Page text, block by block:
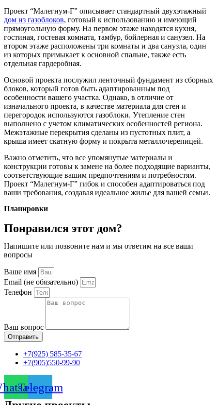
Проект “Малегнум-Г” описывает стандартный двухэтажный
дом из газоблоков, готовый к использованию и имеющий
прямоугольную форму. На первом этаже находятся кухня,
гостиная, гостевая комната, тамбур, бойлерная и санузел. На
втором этаже расположены три комнаты и два санузла, один
из которых примыкает к основной спальне, также есть
отдельная гардеробная.
Основой проекта послужил ленточный фундамент из сборных
блоков, который готов быть адаптированным под
особенности вашего участка. Однако, в отличие от
изначального проекта, в качестве материала для стен и
перегородок используются газоблоки. Утепление стен
выполнено с учетом климатических особенностей региона.
Межэтажные перекрытия сделаны из пустотных плит, а
крыша имеет скатную форму и покрыта металлочерепицей.
Важно отметить, что все упомянутые материалы и
конструкции готовы к замене на более подходящие варианты,
соответствующие вашим предпочтениям и потребностям.
Проект “Малегнум-Г” гибок и способен адаптироваться под
ваши требования, создавая идеальное жилье для вашей семьи.
Планировки
Понравился этот дом?
Напишите или позвоните нам и мы ответим на все ваши
вопросы
Ваше имя
Email (не обязательно)
Телефон
Ваш вопрос
Отправить
+7(925) 585-35-67
+7(905)550-99-90
Telegram